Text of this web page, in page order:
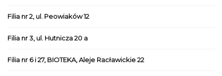
Filia nr 2, ul. Peowiaków 12
Filia nr 3, ul. Hutnicza 20 a
Filia nr 6 i 27, BIOTEKA, Aleje Racławickie 22